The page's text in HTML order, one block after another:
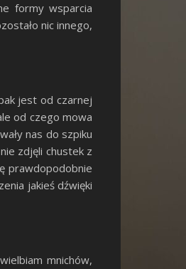
formy wsparcia
nic innego,
jest od czarnej
od czego mowa
nas do szpiku
zdjęli chustek z
prawdopodobnie
jakieś dźwięki
mnichów,